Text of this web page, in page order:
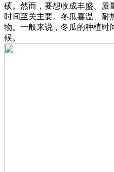
硕。然而，要想收成丰盛、质
时间至关主要。冬瓜喜温、耐
物。一般来说，冬瓜的种植时
候。